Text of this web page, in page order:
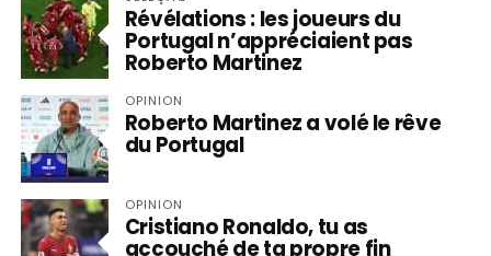
Révélations : les joueurs du
Portugal n’appréciaient pas
Roberto Martinez
OPINION
Roberto Martinez a volé le rêve
du Portugal
OPINION
Cristiano Ronaldo, tu as
accouché de ta propre fin